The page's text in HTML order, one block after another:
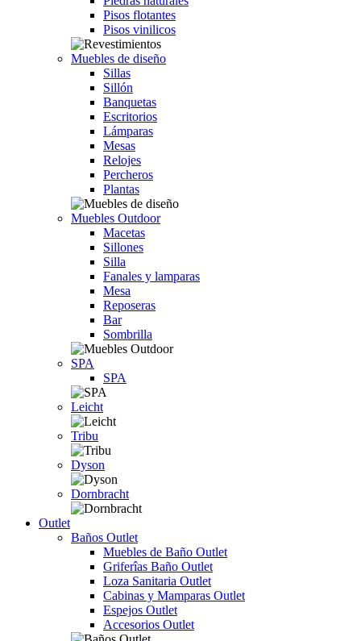
Pisos flotantes
Pisos vinilicos
Muebles de diseño
Sillas
Sillón
Banquetas
Escritorios
Lámparas
Mesas
Relojes
Percheros
Plantas
Muebles Outdoor
Macetas
Sillones
Silla
Fanales y lamparas
Mesa
Reposeras
Bar
Sombrilla
SPA
SPA
Leicht
Tribu
Dyson
Dornbracht
Outlet
Baños Outlet
Muebles de Baño Outlet
Griferîas Baño Outlet
Loza Sanitaria Outlet
Cabinas y Mamparas Outlet
Espejos Outlet
Accesorios Outlet